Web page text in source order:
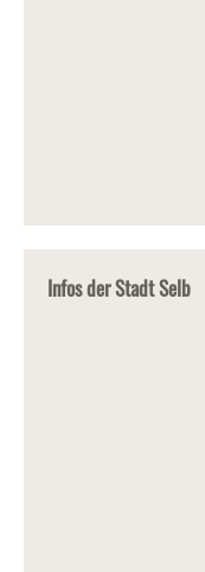
Infos der Stadt Selb